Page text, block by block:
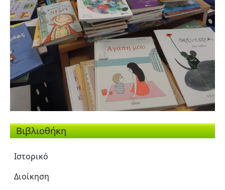
Βιβλιοθήκη
Ιστορικό
Διοίκηση